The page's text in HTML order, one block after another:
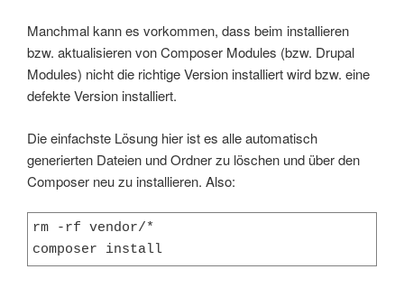
Manchmal kann es vorkommen, dass beim installieren
bzw. aktualisieren von Composer Modules (bzw. Drupal
Modules) nicht die richtige Version installiert wird bzw. eine
defekte Version installiert.
Die einfachste Lösung hier ist es alle automatisch
generierten Dateien und Ordner zu löschen und über den
Composer neu zu installieren. Also:
rm -rf vendor/*
composer install